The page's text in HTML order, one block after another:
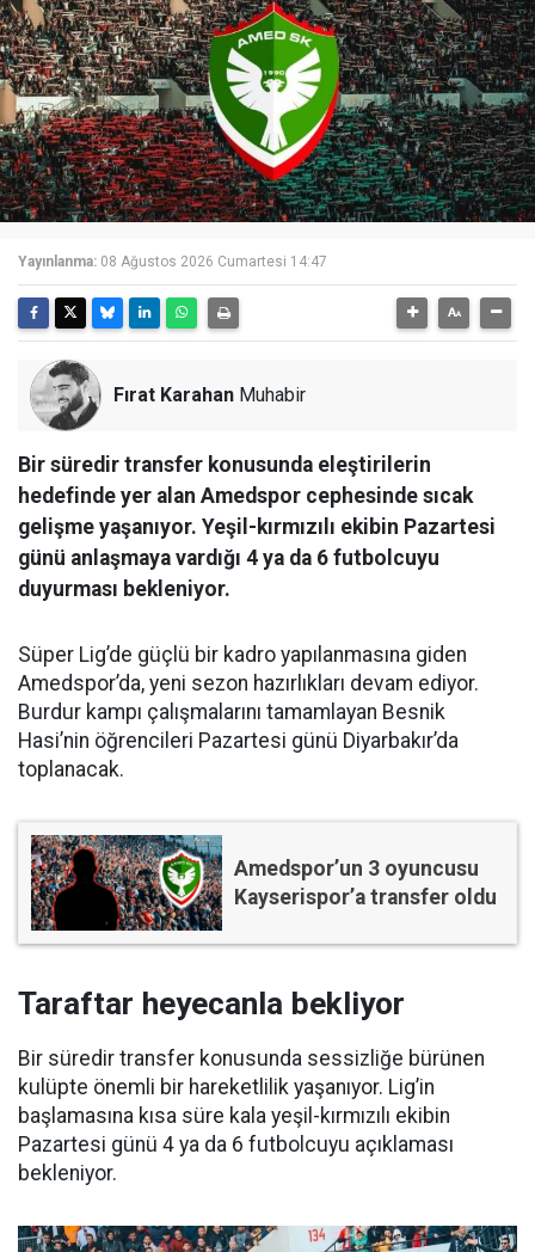
Yayınlanma: 08 Ağustos 2026 Cumartesi 14:47
Fırat Karahan Muhabir
Bir süredir transfer konusunda eleştirilerin
hedefinde yer alan Amedspor cephesinde sıcak
gelişme yaşanıyor. Yeşil-kırmızılı ekibin Pazartesi
günü anlaşmaya vardığı 4 ya da 6 futbolcuyu
duyurması bekleniyor.
Süper Lig’de güçlü bir kadro yapılanmasına giden
Amedspor’da, yeni sezon hazırlıkları devam ediyor.
Burdur kampı çalışmalarını tamamlayan Besnik
Hasi’nin öğrencileri Pazartesi günü Diyarbakır’da
toplanacak.
Amedspor’un 3 oyuncusu
Kayserispor’a transfer oldu
Taraftar heyecanla bekliyor
Bir süredir transfer konusunda sessizliğe bürünen
kulüpte önemli bir hareketlilik yaşanıyor. Lig’in
başlamasına kısa süre kala yeşil-kırmızılı ekibin
Pazartesi günü 4 ya da 6 futbolcuyu açıklaması
bekleniyor.